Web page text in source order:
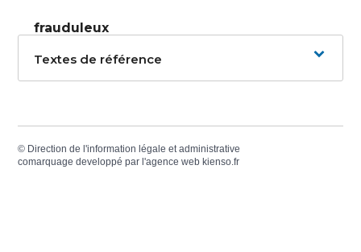
frauduleux
Textes de référence
© Direction de l'information légale et administrative
comarquage developpé par l'agence web kienso.fr